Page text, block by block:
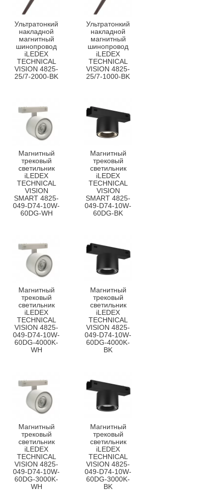
Ультратонкий
накладной
магнитный
шинопровод
iLEDEX
TECHNICAL
VISION 4825-
25/7-2000-BK
Ультратонкий
накладной
магнитный
шинопровод
iLEDEX
TECHNICAL
VISION 4825-
25/7-1000-BK
Магнитный
трековый
светильник
iLEDEX
TECHNICAL
VISION
SMART 4825-
049-D74-10W-
60DG-WH
Магнитный
трековый
светильник
iLEDEX
TECHNICAL
VISION
SMART 4825-
049-D74-10W-
60DG-BK
Магнитный
трековый
светильник
iLEDEX
TECHNICAL
VISION 4825-
049-D74-10W-
60DG-4000K-
WH
Магнитный
трековый
светильник
iLEDEX
TECHNICAL
VISION 4825-
049-D74-10W-
60DG-4000K-
BK
Магнитный
трековый
светильник
iLEDEX
TECHNICAL
VISION 4825-
049-D74-10W-
60DG-3000K-
WH
Магнитный
трековый
светильник
iLEDEX
TECHNICAL
VISION 4825-
049-D74-10W-
60DG-3000K-
BK